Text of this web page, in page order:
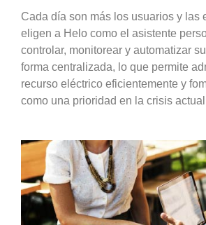
Cada día son más los usuarios y las
eligen a Helo como el asistente
controlar, monitorear y automatizar
forma centralizada, lo que permite
recurso eléctrico eficientemente y
como una prioridad en la crisis